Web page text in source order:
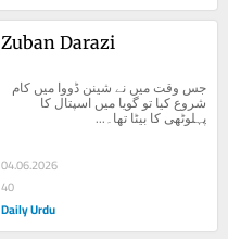
Zuban Darazi
شروع کیا تو گویا میں اسپتال کا
پہلوٹھی کا بیٹا تھا۔...
04.06.2026
40
Daily Urdu